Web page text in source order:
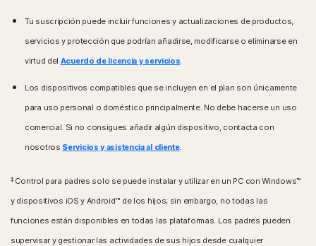
Tu suscripción puede incluir funciones y actualizaciones de productos,
servicios y protección que podrían añadirse, modificarse o eliminarse en
virtud del Acuerdo de licencia y servicios.
Los dispositivos compatibles que se incluyen en el plan son únicamente
para uso personal o doméstico principalmente. No debe hacerse un uso
comercial. Si no consigues añadir algún dispositivo, contacta con
nosotros Servicios y asistencia al cliente.
‡Control para padres solo se puede instalar y utilizar en un PC con Windows™
y dispositivos iOS y Android™ de los hijos; sin embargo, no todas las
funciones están disponibles en todas las plataformas. Los padres pueden
supervisar y gestionar las actividades de sus hijos desde cualquier